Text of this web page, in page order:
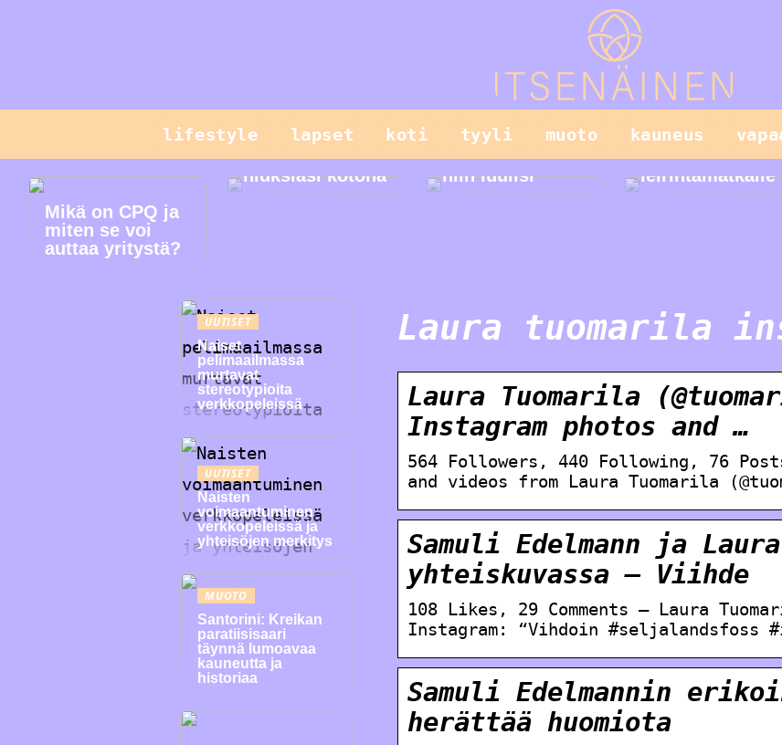
lifestyle lapset koti tyyli muoto kauneus
Mikä on CPQ ja
miten se voi
auttaa yritystä?
Hallitse
hiuksiasi kotona
leikkivät
parhaiten, tai
niin luulisi
Helppo illallinen
leirintämatkalle
Laura tuomarila
Laura Tuomarila
Instagram photos and …
564 Followers, 440 Following, 76
and videos from Laura Tuomarila
Samuli Edelmann ja
yhteiskuvassa – Viihde
108 Likes, 29 Comments – Laura
Instagram: “Vihdoin #seljalandsfoss
Samuli Edelmannin
herättää huomiota
UUTISET
Naiset
pelimaailmassa
murtavat
stereotypioita
verkkopeleissä
UUTISET
Naisten
voimaantuminen
verkkopeleissä ja
yhteisöjen merkitys
MUOTO
Santorini: Kreikan
paratiisisaari
täynnä lumoavaa
kauneutta ja
historiaa